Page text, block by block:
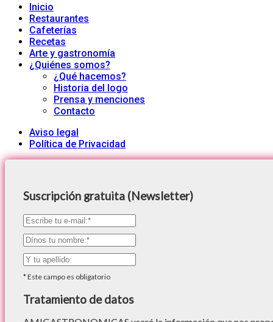
Inicio
Restaurantes
Cafeterías
Recetas
Arte y gastronomía
¿Quiénes somos?
¿Qué hacemos?
Historia del logo
Prensa y menciones
Contacto
Aviso legal
Política de Privacidad
Suscripción gratuita (Newsletter)
*Este campo es obligatorio
Tratamiento de datos